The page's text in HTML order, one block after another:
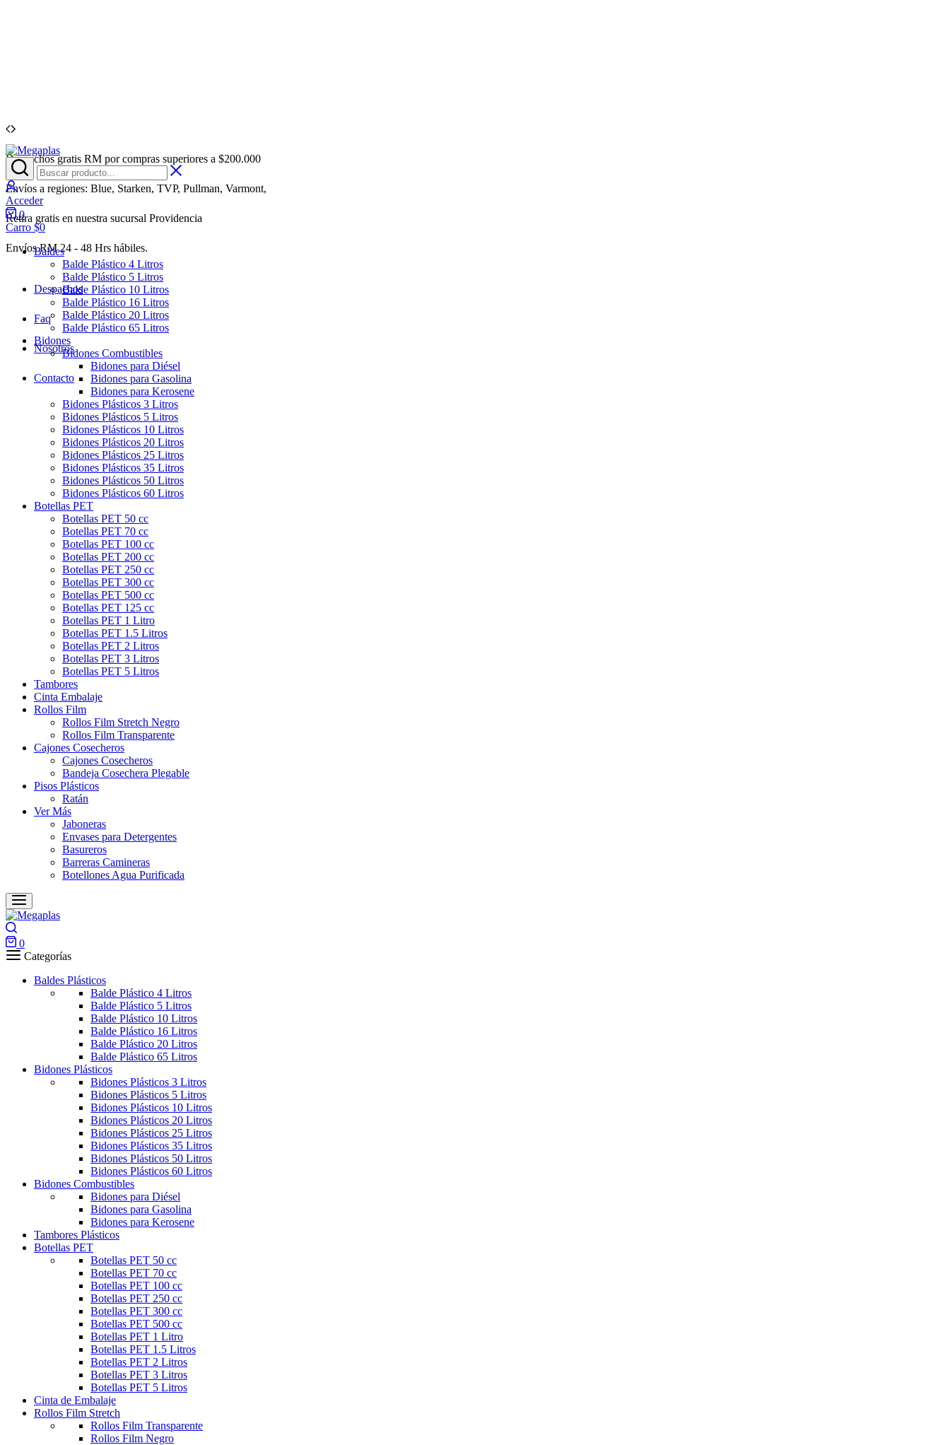
Despachos gratis RM por compras superiores a $200.000
Envíos a regiones: Blue, Starken, TVP, Pullman, Varmont,
Retira gratis en nuestra sucursal Providencia
Envíos RM 24 - 48 Hrs hábiles.
Despachos
Faq
Nosotros
Contacto
Megaplas
Venta
de
Envases
Plásticos
por
Mayor
Acceder
Acceder
0
Carro $0
Baldes
Balde Plástico 4 Litros
Balde Plástico 5 Litros
Balde Plástico 10 Litros
Balde Plástico 16 Litros
Balde Plástico 20 Litros
Balde Plástico 65 Litros
Bidones
Bidones Combustibles
Bidones para Diésel
Bidones para Gasolina
Bidones para Kerosene
Bidones Plásticos 3 Litros
Bidones Plásticos 5 Litros
Bidones Plásticos 10 Litros
Bidones Plásticos 20 Litros
Bidones Plásticos 25 Litros
Bidones Plásticos 35 Litros
Bidones Plásticos 50 Litros
Bidones Plásticos 60 Litros
Botellas PET
Botellas PET 50 cc
Botellas PET 70 cc
Botellas PET 100 cc
Botellas PET 200 cc
Botellas PET 250 cc
Botellas PET 300 cc
Botellas PET 500 cc
Botellas PET 125 cc
Botellas PET 1 Litro
Botellas PET 1.5 Litros
Botellas PET 2 Litros
Botellas PET 3 Litros
Botellas PET 5 Litros
Tambores
Cinta Embalaje
Rollos Film
Rollos Film Stretch Negro
Rollos Film Transparente
Cajones Cosecheros
Cajones Cosecheros
Bandeja Cosechera Plegable
Pisos Plásticos
Ratán
Ver Más
Jaboneras
Envases para Detergentes
Basureros
Barreras Camineras
Botellones Agua Purificada
0
CarroCategorías
Baldes Plásticos
Balde Plástico 4 Litros
Balde Plástico 5 Litros
Balde Plástico 10 Litros
Balde Plástico 16 Litros
Balde Plástico 20 Litros
Balde Plástico 65 Litros
Bidones Plásticos
Bidones Plásticos 3 Litros
Bidones Plásticos 5 Litros
Bidones Plásticos 10 Litros
Bidones Plásticos 20 Litros
Bidones Plásticos 25 Litros
Bidones Plásticos 35 Litros
Bidones Plásticos 50 Litros
Bidones Plásticos 60 Litros
Bidones Combustibles
Bidones para Diésel
Bidones para Gasolina
Bidones para Kerosene
Tambores Plásticos
Botellas PET
Botellas PET 50 cc
Botellas PET 70 cc
Botellas PET 100 cc
Botellas PET 250 cc
Botellas PET 300 cc
Botellas PET 500 cc
Botellas PET 1 Litro
Botellas PET 1.5 Litros
Botellas PET 2 Litros
Botellas PET 3 Litros
Botellas PET 5 Litros
Cinta de Embalaje
Rollos Film Stretch
Rollos Film Transparente
Rollos Film Negro